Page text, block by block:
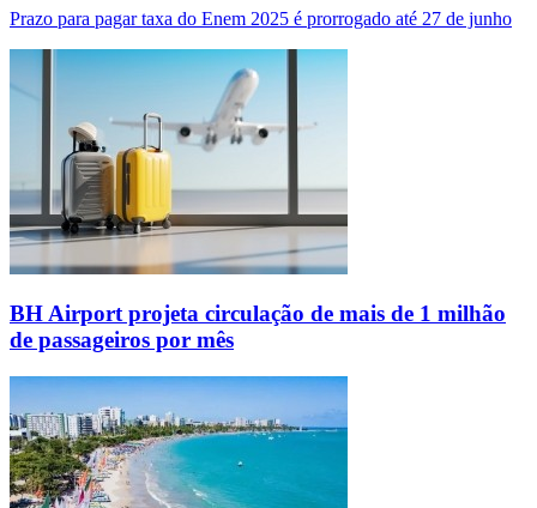
Prazo para pagar taxa do Enem 2025 é prorrogado até 27 de junho
BH Airport projeta circulação de mais de 1 milhão
de passageiros por mês